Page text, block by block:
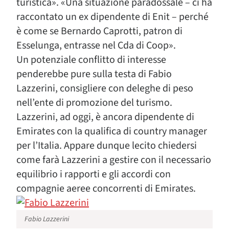
raccontato un ex dipendente di Enit – perché
è come se Bernardo Caprotti, patron di
Esselunga, entrasse nel Cda di Coop».
Un potenziale conflitto di interesse
penderebbe pure sulla testa di Fabio
Lazzerini, consigliere con deleghe di peso
nell’ente di promozione del turismo.
Lazzerini, ad oggi, è ancora dipendente di
Emirates con la qualifica di country manager
per l’Italia. Appare dunque lecito chiedersi
come farà Lazzerini a gestire con il necessario
equilibrio i rapporti e gli accordi con
compagnie aeree concorrenti di Emirates.
Fabio Lazzerini